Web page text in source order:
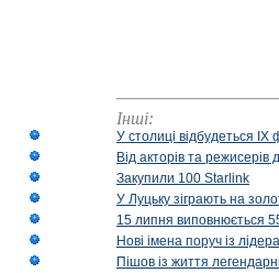
Інші:
У столиці відбудеться
Від акторів та режисерів
Закупили 100 Starlink
У Луцьку зіграють на
15 липня виповнюється
Нові імена поруч із
Пішов із життя